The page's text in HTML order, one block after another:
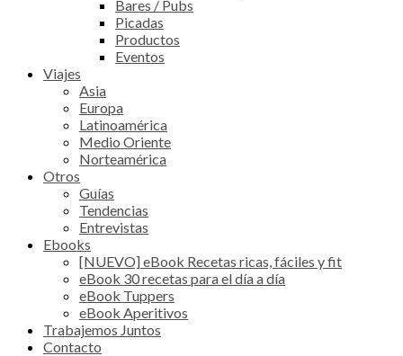
Bares / Pubs
Picadas
Productos
Eventos
Viajes
Asia
Europa
Latinoamérica
Medio Oriente
Norteamérica
Otros
Guías
Tendencias
Entrevistas
Ebooks
[NUEVO] eBook Recetas ricas, fáciles y fit
eBook 30 recetas para el día a día
eBook Tuppers
eBook Aperitivos
Trabajemos Juntos
Contacto